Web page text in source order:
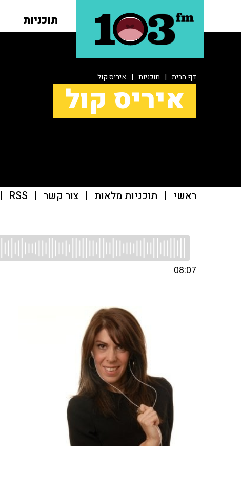
תוכניות
דף הבית | תוכניות | איריס קול
איריס קול
ראשי | תוכניות מלאות | צור קשר |
RSS
|
08:07